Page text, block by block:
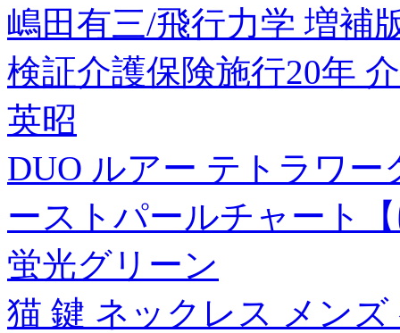
嶋田有三/飛行力学 増補
検証介護保険施行20年
英昭
DUO ルアー テトラワー
ーストパールチャート
蛍光グリーン
猫 鍵 ネックレス メン